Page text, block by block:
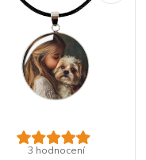
3 hodnocení